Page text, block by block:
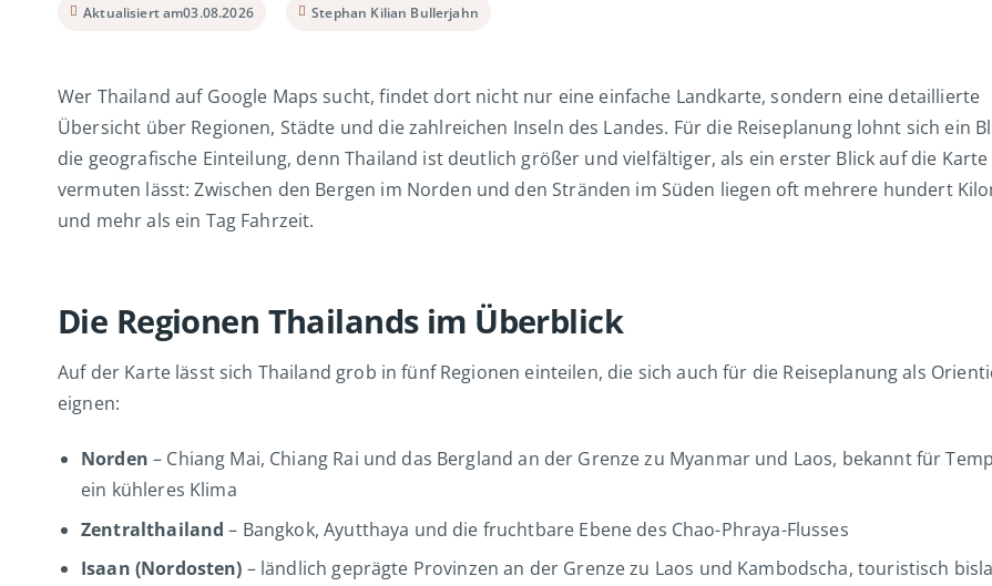
Aktualisiert am03.08.2026 Stephan Kilian Bullerjahn
Wer Thailand auf Google Maps sucht, findet dort nicht nur eine einfache Landkarte, sondern eine detaillierte
Übersicht über Regionen, Städte und die zahlreichen Inseln des Landes. Für die Reiseplanung lohnt sich ein
die geografische Einteilung, denn Thailand ist deutlich größer und vielfältiger, als ein erster Blick auf die Karte
vermuten lässt: Zwischen den Bergen im Norden und den Stränden im Süden liegen oft mehrere hundert
und mehr als ein Tag Fahrzeit.
Die Regionen Thailands im Überblick
Auf der Karte lässt sich Thailand grob in fünf Regionen einteilen, die sich auch für die Reiseplanung als
eignen:
Norden – Chiang Mai, Chiang Rai und das Bergland an der Grenze zu Myanmar und Laos, bekannt für
ein kühleres Klima
Zentralthailand – Bangkok, Ayutthaya und die fruchtbare Ebene des Chao-Phraya-Flusses
Isaan (Nordosten) – ländlich geprägte Provinzen an der Grenze zu Laos und Kambodscha, touristisch